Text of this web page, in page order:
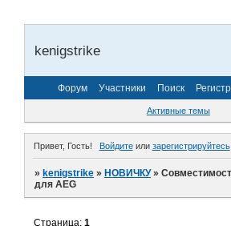
kenigstrike
Форум Участники Поиск
Активные темы
Привет, Гость! Войдитеили зарегистрируйтесь.
»kenigstrike »НОВИЧКУ »
для AEG
Страница:1